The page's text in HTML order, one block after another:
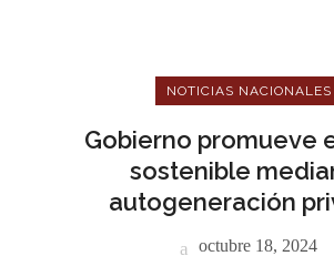
NOTICIAS NACIONALES
Gobierno promueve
sostenible
autogeneración
octubre 18, 2024